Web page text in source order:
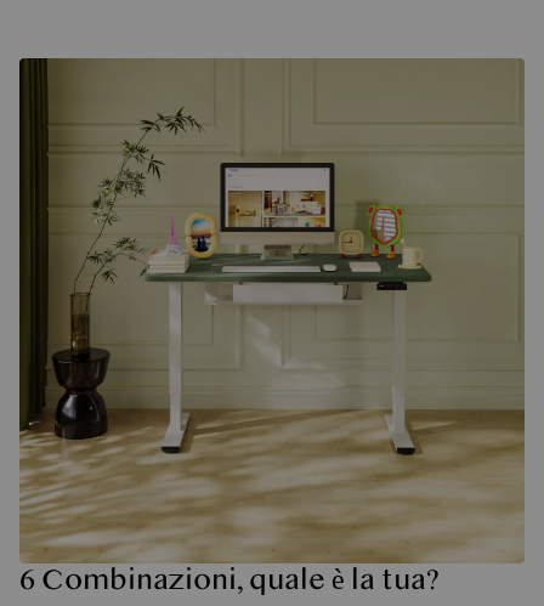
6 Combinazioni, quale è la tua?